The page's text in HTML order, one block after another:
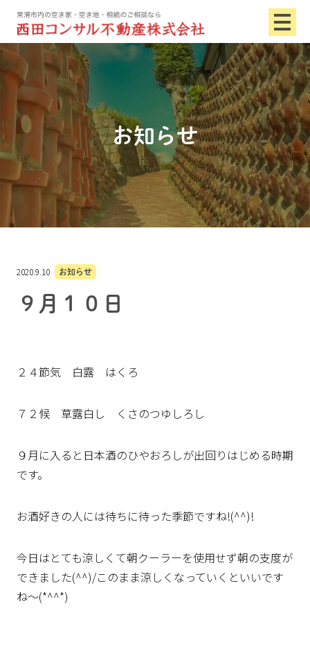
お知らせ
2020.9.10 お知らせ
９月１０日
２４節気 白露 はくろ
７２候 草露白し くさのつゆしろし
９月に入ると日本酒のひやおろしが出回りはじめる時期
です。
お酒好きの人には待ちに待った季節ですね!(^^)!
今日はとても涼しくて朝クーラーを使用せず朝の支度が
できました(^^)/このまま涼しくなっていくといいです
ね～(*^^*)